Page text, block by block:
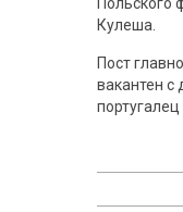
Польского
Кулеша.
Пост
вакантен с